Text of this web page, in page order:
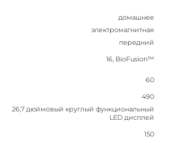
домашнее
электромагнитная
передний
16, BioFusion™
60
490
26,7 дюймовый круглый функциональный
LED дисплей
150